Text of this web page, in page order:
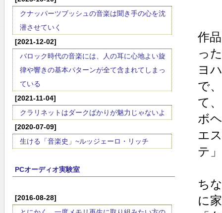
クナッパーツブッシュの音楽は聞き手の心を沈
潜させていく
[2021-12-02]
バロック時代の音楽には、人の耳に心地よい旋
律や響きの基本パターンが全て含まれてしまっ
ている
[2021-11-04]
クラリネットはダークばかりが魅力じゃないよ
[2020-07-09]
生ける「音楽史」~ルッジェーロ・リッチ
PCオーディオ実験室
[2016-08-28]
作
っ
ヨ
で
て
ボ
エ
テ
ち
に